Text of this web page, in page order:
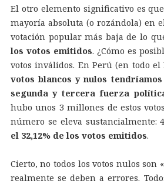
El otro elemento significativo es que
mayoría absoluta (o rozándola) en
votación popular más baja de lo
los votos emitidos. ¿Cómo es
votos inválidos. En Perú (en todo el
votos blancos y nulos
segunda y tercera fuerza
hubo unos 3 millones de estos
número se eleva sustancialmente:
el 32,12% de los votos emitidos.
Cierto, no todos los votos nulos son
realmente se deben a errores.